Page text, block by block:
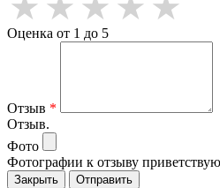
Оценка от 1 до 5
Отзыв *
Отзыв.
Фото
Фотографии к отзыву
Закрыть Отправить